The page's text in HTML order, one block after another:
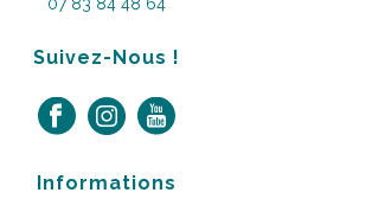
07 83 84 48 64
Suivez-Nous !
Informations